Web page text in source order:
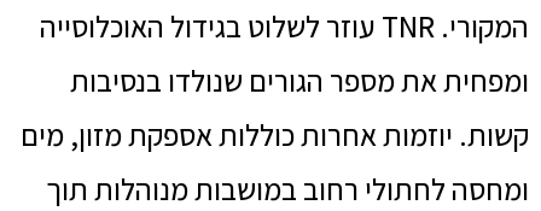
המקורי. TNR עוזר לשלוט בגידול האוכלוסייה
ומפחית את מספר הגורים שנולדו בנסיבות
קשות. יוזמות אחרות כוללות אספקת מזון, מים
ומחסה לחתולי רחוב במושבות מנוהלות תוך